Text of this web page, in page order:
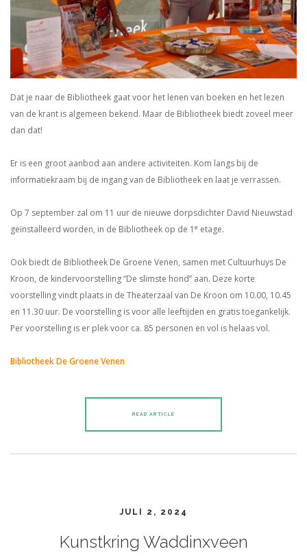
Dat je naar de Bibliotheek gaat voor het lenen van boeken en het lezen
van de krant is algemeen bekend. Maar de Bibliotheek biedt zoveel meer
dan dat!
Er is een groot aanbod aan andere activiteiten. Kom langs bij de
informatiekraam bij de ingang van de Bibliotheek en laat je verrassen.
Op 7 september zal om 11 uur de nieuwe dorpsdichter David Nieuwstad
geïnstalleerd worden, in de Bibliotheek op de 1 e etage.
Ook biedt de Bibliotheek De Groene Venen, samen met Cultuurhuys De
Kroon, de kindervoorstelling “De slimste hond” aan. Deze korte
voorstelling vindt plaats in de Theaterzaal van De Kroon om 10.00, 10.45
en 11.30 uur. De voorstelling is voor alle leeftijden en gratis toegankelijk.
Per voorstelling is er plek voor ca. 85 personen en vol is helaas vol.
Bibliotheek De Groene Venen
READ ARTICLE
JULI 2, 2024
Kunstkring Waddinxveen